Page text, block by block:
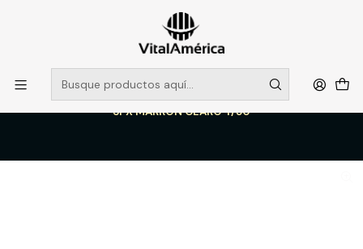
POR SISTEMA FRONTAL SOLO RETIROS EN TIENDA, DESDE
MUCHAS GRACIAS +569 5956 2237
Leer más
Catálogo
VESTIMENTA TECNICA Y CORPORATIVA
PANTALONES DE TRABAJO
PANTALON OUTWORK RIPSTOP ACACIO HOMBRE 90% NYLON 10%
SPX MARRON CLARO T/50